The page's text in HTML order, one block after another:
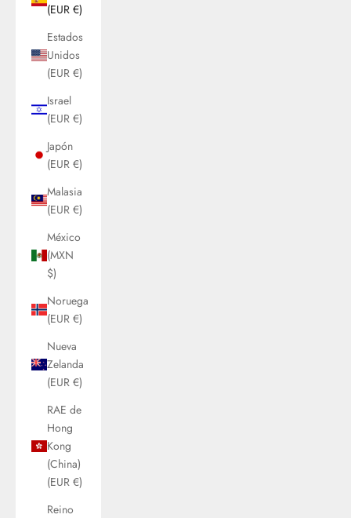
(EUR €)
Estados
Unidos
(EUR €)
Israel
(EUR €)
Japón
(EUR €)
Malasia
(EUR €)
México
(MXN
$)
Noruega
(EUR €)
Nueva
Zelanda
(EUR €)
RAE de
Hong
Kong
(China)
(EUR €)
Reino